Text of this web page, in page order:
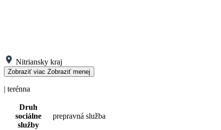
Nitriansky kraj
Zobraziť viac Zobraziť menej
| terénna
Druh
sociálne
služby
prepravná služba